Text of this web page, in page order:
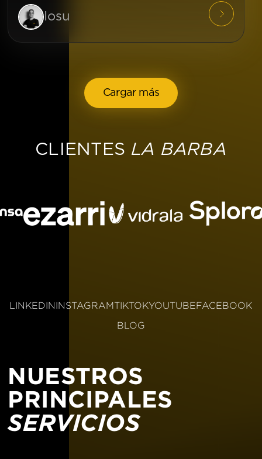
Iosu
Cargar más
CLIENTES LA BARBA
NUESTROS
PRINCIPALES
SERVICIOS
LINKEDININSTAGRAMTIKTOKYOUTUBEFACEBOOK
BLOG